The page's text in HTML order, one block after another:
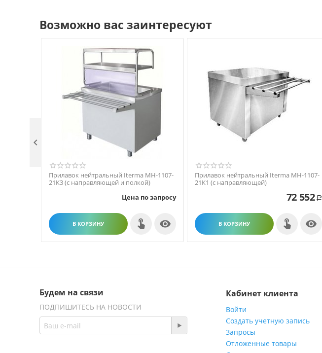
Возможно вас заинтересуют
Прилавок нейтральный Iterma МН-1107-
21К3 (с направляющей и полкой)
Цена по запросу
В КОРЗИНУ 
Прилавок нейтральный Iterma МН-1107-
21К1 (с направляющей)
72 552 Р
В КОРЗИНУ 

Будем на связи
ПОДПИШИТЕСЬ НА НОВОСТИ
Кабинет клиента
Войти
Создать учетную запись
Запросы
Отложенные товары